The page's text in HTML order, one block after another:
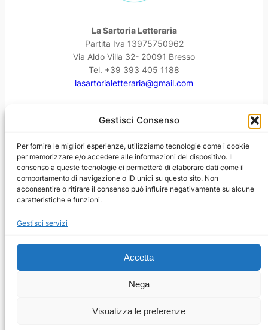
Gestisci Consenso
Per fornire le migliori esperienze, utilizziamo tecnologie come i cookie
per memorizzare e/o accedere alle informazioni del dispositivo. Il
consenso a queste tecnologie ci permetterà di elaborare dati come il
comportamento di navigazione o ID unici su questo sito. Non
acconsentire o ritirare il consenso può influire negativamente su alcune
caratteristiche e funzioni.
Gestisci servizi
Accetta
Nega
Visualizza le preferenze
La Sartoria Letteraria
Partita Iva 13975750962
Via Aldo Villa 32- 20091 Bresso
Tel. +39 393 405 1188
lasartorialetteraria@gmail.com
Facebook
Instagram
YouTube
Threads